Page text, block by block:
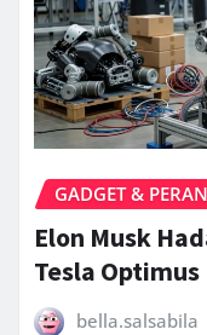
GADGET &
Elon Musk
Tesla Optimus
bella.salsabila